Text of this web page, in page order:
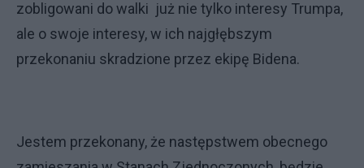
zobligowani do walki już nie tylko interesy Trumpa,
ale o swoje interesy, w ich najgłębszym
przekonaniu skradzione przez ekipę Bidena.
Jestem przekonany, że następstwem obecnego